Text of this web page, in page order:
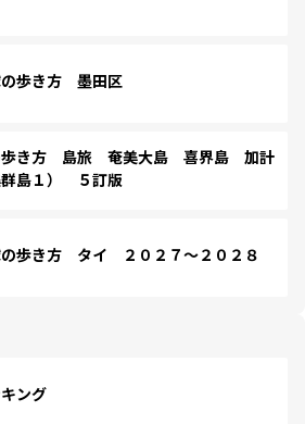
歩き方 墨田区
歩き方 島旅 奄美大島 喜界島 加計
群島１） ５訂版
歩き方 タイ ２０２７～２０２８
ング